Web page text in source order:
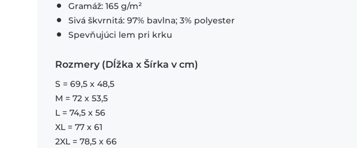
Gramáž: 165 g/m²
Sivá škvrnitá: 97% bavlna; 3% polyester
Spevňujúci lem pri krku
Rozmery (Dĺžka x Šírka v cm)
S = 69,5 x 48,5
M = 72 x 53,5
L = 74,5 x 56
XL = 77 x 61
2XL = 78,5 x 66